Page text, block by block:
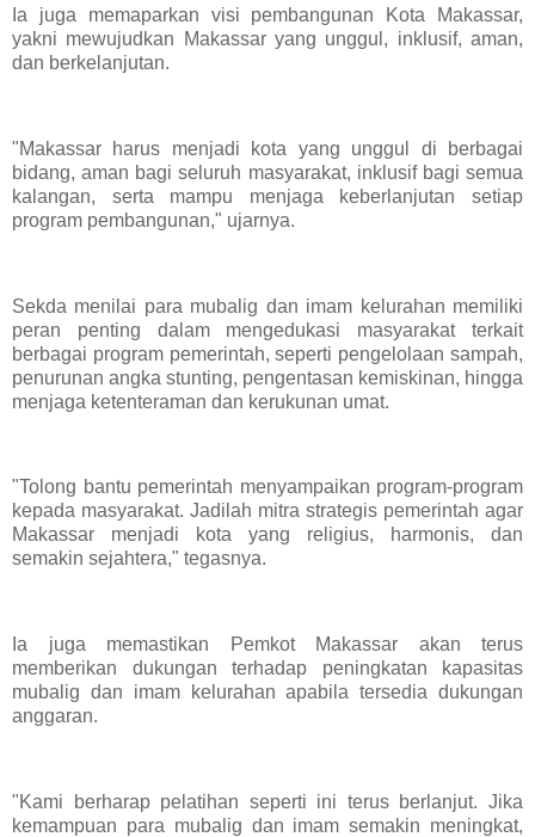
Ia juga memaparkan visi pembangunan Kota Makassar,
yakni mewujudkan Makassar yang unggul, inklusif, aman,
dan berkelanjutan.
"Makassar harus menjadi kota yang unggul di berbagai
bidang, aman bagi seluruh masyarakat, inklusif bagi semua
kalangan, serta mampu menjaga keberlanjutan setiap
program pembangunan," ujarnya.
Sekda menilai para mubalig dan imam kelurahan memiliki
peran penting dalam mengedukasi masyarakat terkait
berbagai program pemerintah, seperti pengelolaan sampah,
penurunan angka stunting, pengentasan kemiskinan, hingga
menjaga ketenteraman dan kerukunan umat.
"Tolong bantu pemerintah menyampaikan program-program
kepada masyarakat. Jadilah mitra strategis pemerintah agar
Makassar menjadi kota yang religius, harmonis, dan
semakin sejahtera," tegasnya.
Ia juga memastikan Pemkot Makassar akan terus
memberikan dukungan terhadap peningkatan kapasitas
mubalig dan imam kelurahan apabila tersedia dukungan
anggaran.
"Kami berharap pelatihan seperti ini terus berlanjut. Jika
kemampuan para mubalig dan imam semakin meningkat,